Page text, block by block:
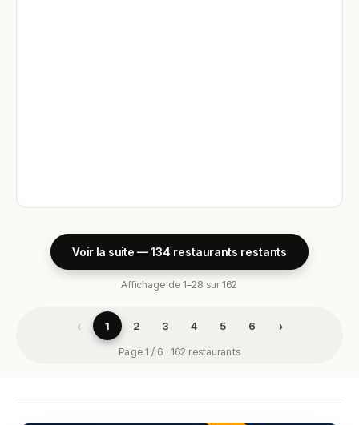
Voir la suite — 134 restaurants restants
Affichage de 1–28 sur 162
‹ 1 2 3 4 5 6 ›
Page 1 / 6 · 162 restaurants